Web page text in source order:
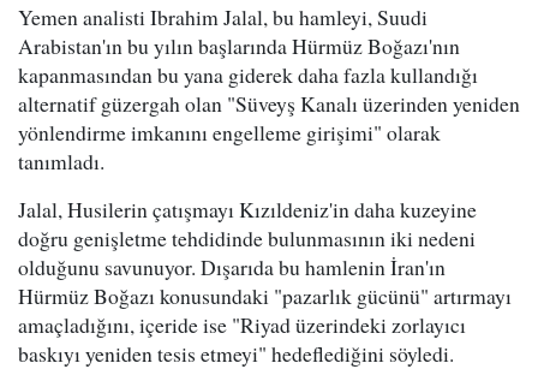
Yemen analisti Ibrahim Jalal, bu hamleyi, Suudi
Arabistan'ın bu yılın başlarında Hürmüz Boğazı'nın
kapanmasından bu yana giderek daha fazla kullandığı
alternatif güzergah olan "Süveyş Kanalı üzerinden yeniden
yönlendirme imkanını engelleme girişimi" olarak
tanımladı.
Jalal, Husilerin çatışmayı Kızıldeniz'in daha kuzeyine
doğru genişletme tehdidinde bulunmasının iki nedeni
olduğunu savunuyor. Dışarıda bu hamlenin İran'ın
Hürmüz Boğazı konusundaki "pazarlık gücünü" artırmayı
amaçladığını, içeride ise "Riyad üzerindeki zorlayıcı
baskıyı yeniden tesis etmeyi" hedeflediğini söyledi.